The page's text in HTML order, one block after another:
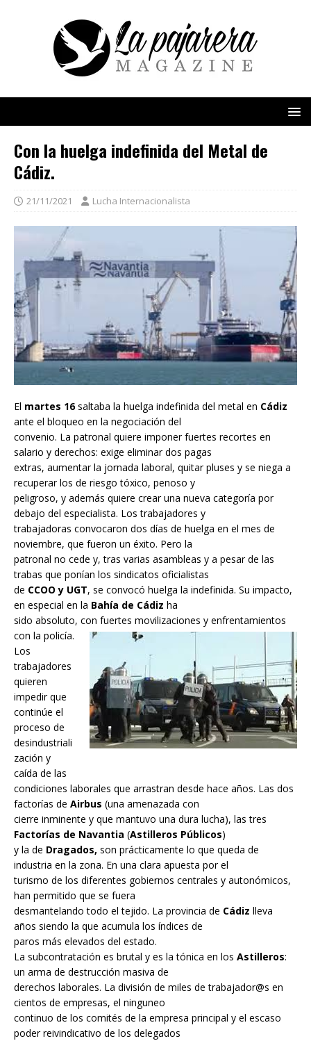
Con la huelga indefinida del Metal de
Cádiz.
21/11/2021 Lucha Internacionalista
El martes 16saltaba la huelga indefinida del metal en Cádiz
ante el bloqueo en la negociación del
convenio. La patronal quiere imponer fuertes recortes en
salario y derechos: exige eliminar dos pagas
extras, aumentar la jornada laboral, quitar pluses y se niega a
recuperar los de riesgo tóxico, penoso y
peligroso, y además quiere crear una nueva categoría por
debajo del especialista. Los trabajadores y
trabajadoras convocaron dos días de huelga en el mes de
noviembre, que fueron un éxito. Pero la
patronal no cede y, tras varias asambleas y a pesar de las
trabas que ponían los sindicatos oficialistas
de CCOO y UGT, se convocó huelga la indefinida. Su impacto,
en especial en la Bahía de Cádiz ha
sido absoluto, con fuertes movilizaciones y enfrentamientos
con la policía.
Los
trabajadores
quieren
impedir que
continúe el
proceso de
desindustriali
zación y
caída de las
condiciones laborales que arrastran desde hace años. Las dos
factorías de Airbus (una amenazada con
cierre inminente y que mantuvo una dura lucha), las tres
Factorías de Navantia (Astilleros Públicos)
y la de Dragados, son prácticamente lo que queda de
industria en la zona. En una clara apuesta por el
turismo de los diferentes gobiernos centrales y autonómicos,
han permitido que se fuera
desmantelando todo el tejido. La provincia de Cádiz lleva
años siendo la que acumula los índices de
paros más elevados del estado.
La subcontratación es brutal y es la tónica en los Astilleros:
un arma de destrucción masiva de
derechos laborales. La división de miles de trabajador@s en
cientos de empresas, el ninguneo
continuo de los comités de la empresa principal y el escaso
poder reivindicativo de los delegados